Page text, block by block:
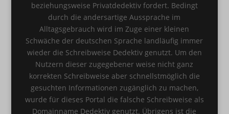
beziehungsweise Privatdedektiv fordert. Bedingt
durch die andersartige Aussprache im
Alltagsgebrauch wird im Zuge einer kleinen
Schwäche der deutschen Sprache landläufig immer
wieder die Schreibweise Dedektiv genutzt. Um den
Nutzern dieser zugegebener weise nicht ganz
korrekten Schreibweise aber schnellstmöglich die
gesuchten Informationen zugänglich zu machen,
wurde für dieses Portal die falsche Schreibweise als
Domainname Dedektiv genutzt. Übrigens ist die